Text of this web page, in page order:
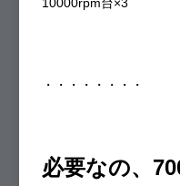
・・・・・・・・
必要なの、